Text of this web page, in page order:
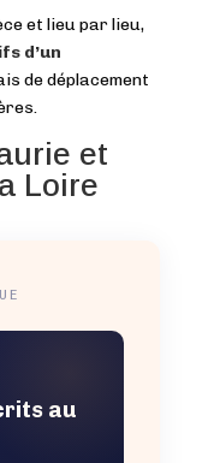
et lieu par lieu,
d’un
de déplacement
et
Loire
au